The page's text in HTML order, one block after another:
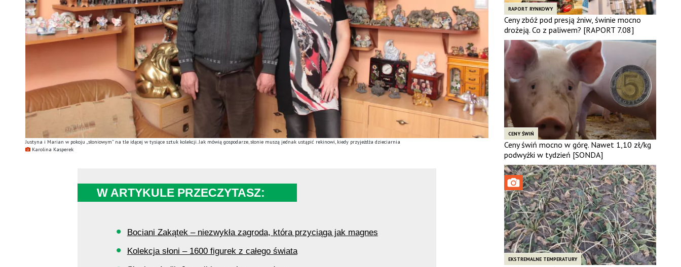
Justyna i Marian w pokoju „słoniowym” na tle idącej w tysiące sztuk kolekcji. Jak mówią gospodarze, słonie muszą jednak ustąpić rekinowi, kiedy przyjeżdża dzieciarnia
Karolina Kasperek
W ARTYKULE PRZECZYTASZ:
Bociani Zakątek – niezwykła zagroda, która przyciąga jak magnes
Kolekcja słoni – 1600 figurek z całego świata
RAPORT RYNKOWY
Ceny zbóż pod presją żniw, świnie mocno
drożeją. Co z paliwem? [RAPORT 7.08]
CENY ŚWIŃ
Ceny świń mocno w górę. Nawet 1,10 zł/kg
podwyżki w tydzień [SONDA]
EKSTREMALNE TEMPERATURY